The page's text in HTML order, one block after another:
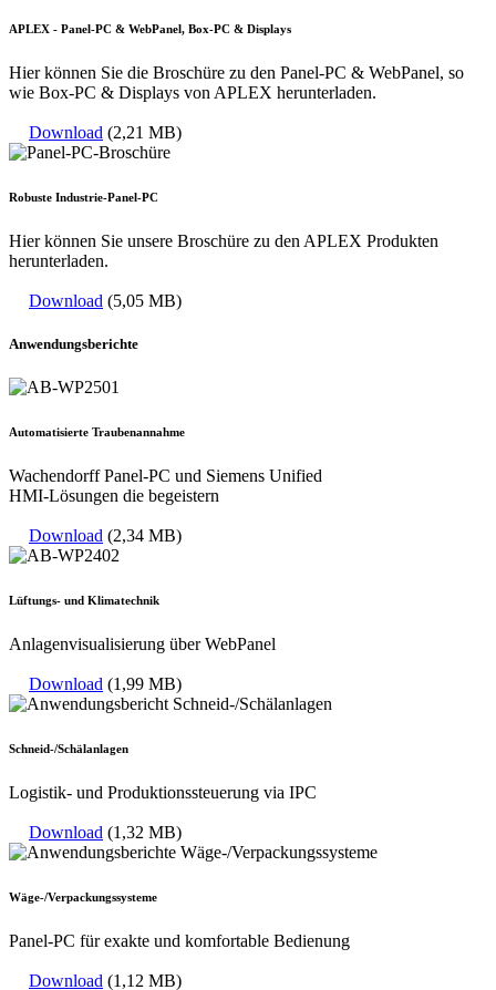
APLEX - Panel-PC & WebPanel, Box-PC & Displays
Hier können Sie die Broschüre zu den Panel-PC & WebPanel, so
wie Box-PC & Displays von APLEX herunterladen.
Download (2,21 MB)
Robuste Industrie-Panel-PC
Hier können Sie unsere Broschüre zu den APLEX Produkten
herunterladen.
Download (5,05 MB)
Anwendungsberichte
Automatisierte Traubenannahme
Wachendorff Panel-PC und Siemens Unified
HMI-Lösungen die begeistern
Download (2,34 MB)
Lüftungs- und Klimatechnik
Anlagenvisualisierung über WebPanel
Download (1,99 MB)
Schneid-/Schälanlagen
Logistik- und Produktionssteuerung via IPC
Download (1,32 MB)
Wäge-/Verpackungssysteme
Panel-PC für exakte und komfortable Bedienung
Download (1,12 MB)